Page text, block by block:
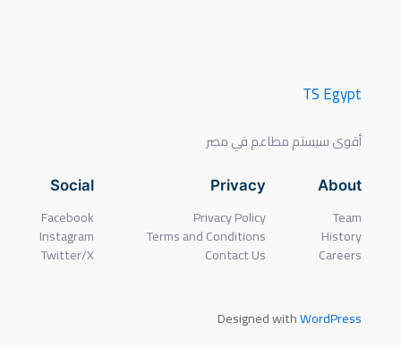
TS Egypt
أقوى سيستم مطاعم في مصر
About
Team
History
Careers
Privacy
Privacy Policy
Terms and Conditions
Contact Us
Social
Facebook
Instagram
Twitter/X
Designed withWordPress